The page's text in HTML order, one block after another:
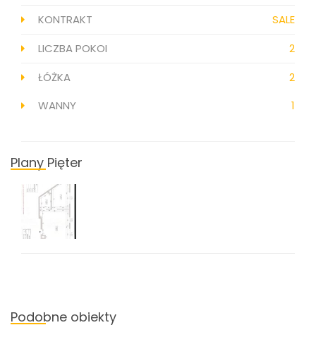
KONTRAKT
SALE
LICZBA POKOI
2
ŁÓŻKA
2
WANNY
1
Plany Pięter
Podobne obiekty